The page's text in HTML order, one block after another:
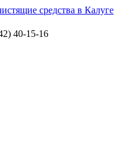
средства в Калуге
40-15-16